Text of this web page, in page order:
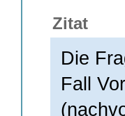
Zitat
Die
Fall